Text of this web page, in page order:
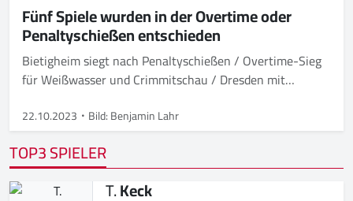
Fünf Spiele wurden in der Overtime oder
Penaltyschießen entschieden
Bietigheim siegt nach Penaltyschießen / Overtime-Sieg
für Weißwasser und Crimmitschau / Dresden mit
22.10.2023 Bild: Benjamin Lahr
TOP3 SPIELER
T.Keck